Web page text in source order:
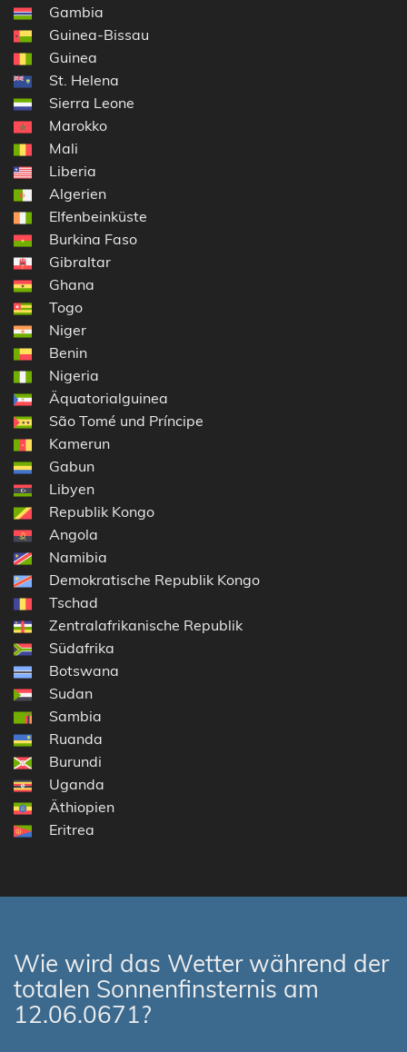
Gambia
Guinea-Bissau
Guinea
St. Helena
Sierra Leone
Marokko
Mali
Liberia
Algerien
Elfenbeinküste
Burkina Faso
Gibraltar
Ghana
Togo
Niger
Benin
Nigeria
Äquatorialguinea
São Tomé und Príncipe
Kamerun
Gabun
Libyen
Republik Kongo
Angola
Namibia
Demokratische Republik Kongo
Tschad
Zentralafrikanische Republik
Südafrika
Botswana
Sudan
Sambia
Ruanda
Burundi
Uganda
Äthiopien
Eritrea
Wie wird das Wetter während der
totalen Sonnenfinsternis am
12.06.0671?